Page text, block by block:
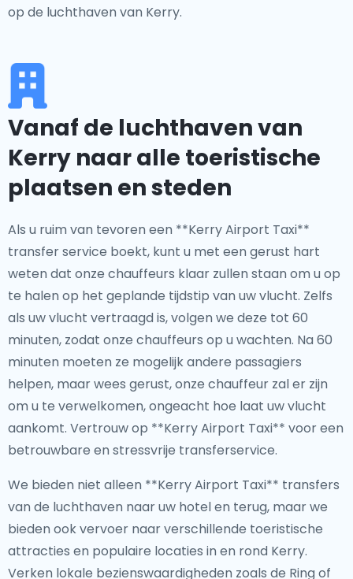
op de luchthaven van Kerry.
Vanaf de luchthaven van
Kerry naar alle toeristische
plaatsen en steden
Als u ruim van tevoren een **Kerry Airport Taxi**
transfer service boekt, kunt u met een gerust hart
weten dat onze chauffeurs klaar zullen staan om u op
te halen op het geplande tijdstip van uw vlucht. Zelfs
als uw vlucht vertraagd is, volgen we deze tot 60
minuten, zodat onze chauffeurs op u wachten. Na 60
minuten moeten ze mogelijk andere passagiers
helpen, maar wees gerust, onze chauffeur zal er zijn
om u te verwelkomen, ongeacht hoe laat uw vlucht
aankomt. Vertrouw op **Kerry Airport Taxi** voor een
betrouwbare en stressvrije transferservice.
We bieden niet alleen **Kerry Airport Taxi** transfers
van de luchthaven naar uw hotel en terug, maar we
bieden ook vervoer naar verschillende toeristische
attracties en populaire locaties in en rond Kerry.
Verken lokale bezienswaardigheden zoals de Ring of